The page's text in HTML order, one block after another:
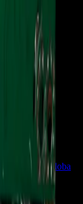
Córdoba